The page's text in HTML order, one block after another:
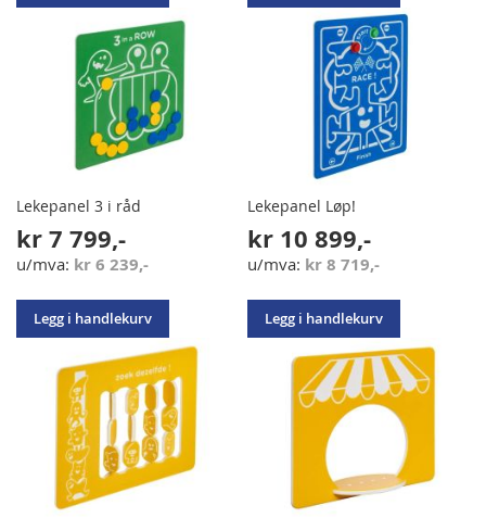
Lekepanel 3 i råd
kr 7 799,-
kr 6 239,-
Legg i handlekurv
Lekepanel Løp!
kr 10 899,-
kr 8 719,-
Legg i handlekurv